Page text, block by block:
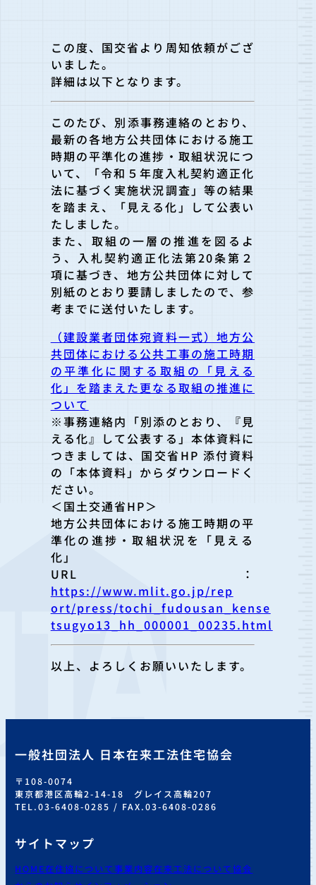
この度、国交省より周知依頼がござ
いました。
詳細は以下となります。
このたび、別添事務連絡のとおり、
最新の各地方公共団体における施工
時期の平準化の進捗・取組状況につ
いて、「令和５年度入札契約適正化
法に基づく実施状況調査」等の結果
を踏まえ、「見える化」して公表い
たしました。
また、取組の一層の推進を図るよ
う、入札契約適正化法第20条第 ２
項に基づき、地方公共団体に対して
別紙のとおり要請しましたの で、参
考までに送付いたします。
（建設業者団体宛資料一式）地方公
共団体における公共工事の施工時期
の平準化に関する取組の「見える
化」を踏まえた更なる取組の推進に
ついて
※事務連絡内「別添のとおり、『見
える化』して公表する」本体資料に
つきましては、国交省HP 添付資料
の「本体資料」からダウンロードく
ださ い。
＜国土交通省HP＞
地方公共団体における施工時期の平
準化の進捗・取組状況を「見え る
化」
URL：
https://www.mlit.go.jp/rep
ort/press/tochi_fudousan_kense
tsugyo13_hh_000001_00235.html
以上、よろしくお願いいたします。
一般社団法人 日本在来工法住宅協会
〒108-0074
東京都港区高輪2-14-18 グレイス高輪207
TEL.03-6408-0285 / FAX.03-6408-0286
サイトマップ
HOME在住協について事業内容在来工法について協会